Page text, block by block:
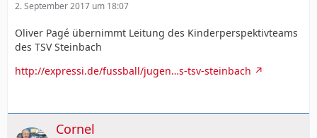
2. September 2017 um 18:07
Oliver Pagé übernimmt Leitung des Kinderperspektivteams
des TSV Steinbach
http://expressi.de/fussball/jugen…s-tsv-steinbach
Cornel